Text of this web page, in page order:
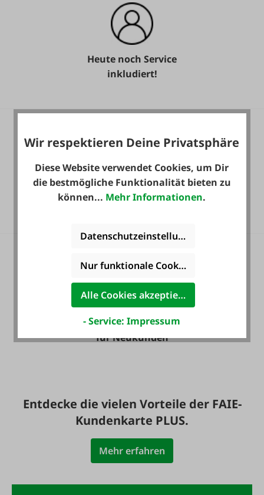
Heute noch Service
inkludiert!
36 Monate
Langzeit-Garantie.
Zahlung auf Wunsch
mit Rechnung - auch
für Neukunden
Entdecke die vielen Vorteile der FAIE-
Kundenkarte PLUS.
Mehr erfahren
Wir respektieren Deine Privatsphäre
Diese Website verwendet Cookies, um Dir
die bestmögliche Funktionalität bieten zu
können... Mehr Informationen.
Datenschutzeinstellungen
Nur funktionale Cookies akzeptieren
Alle Cookies akzeptieren
- Service: Impressum